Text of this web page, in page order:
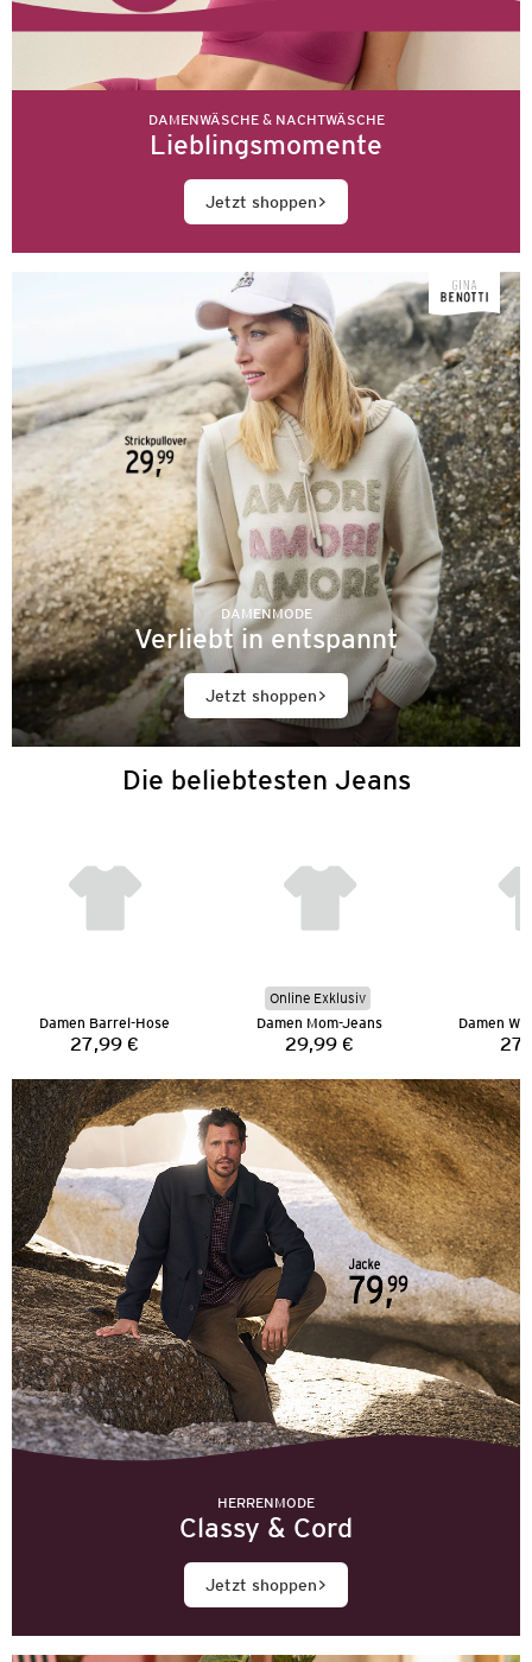
DAMENWÄSCHE & NACHTWÄSCHE
Lieblingsmomente
Jetzt shoppen
DAMENMODE
Verliebt in entspannt
Jetzt shoppen
Die beliebtesten Jeans
Damen Barrel-Hose
Preis:
27,99 €
Online Exklusiv
Damen Mom-Jeans
Preis:
29,99 €
Damen
HERRENMODE
Classy & Cord
Jetzt shoppen